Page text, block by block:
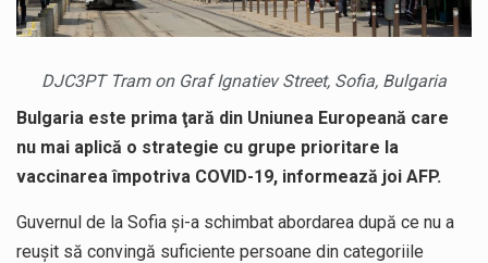
DJC3PT Tram on Graf Ignatiev Street, Sofia, Bulgaria
Bulgaria este prima ţară din Uniunea Europeană care
nu mai aplică o strategie cu grupe prioritare la
vaccinarea împotriva COVID-19, informează joi AFP.
Guvernul de la Sofia şi-a schimbat abordarea după ce nu a
reuşit să convingă suficiente persoane din categoriile